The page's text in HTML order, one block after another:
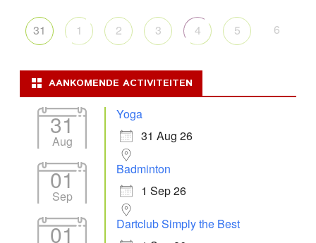
31 1 2 3 4 5 6
AANKOMENDE ACTIVITEITEN
31
Aug
Yoga
31 Aug 26
01
Sep
Badminton
1 Sep 26
01
Dartclub Simply the Best